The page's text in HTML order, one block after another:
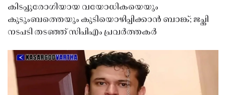
കിടപ്പുരോഗിയായ വയോധികയെയും
കുടുംബത്തെയും കുടിയൊഴിപ്പിക്കാൻ ബാങ്ക്; ജപ്തി
നടപടി തടഞ്ഞ് സിപിഎം പ്രവർത്തകർ